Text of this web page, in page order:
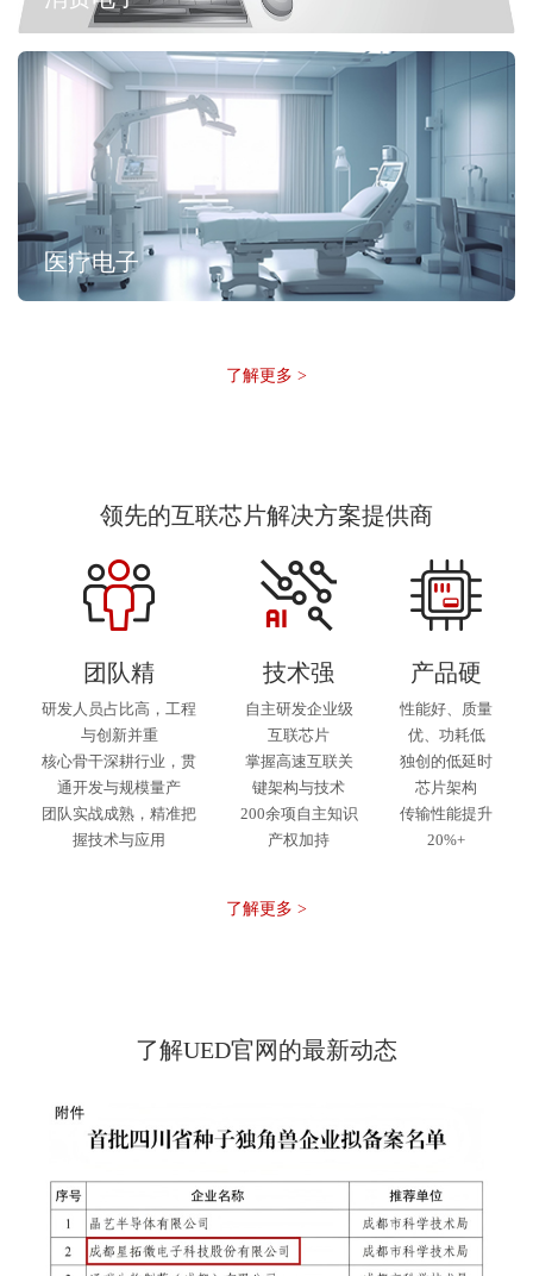
医疗电子
了解更多 >
领先的互联芯片解决方案提供商
团队精
研发人员占比高，工程
与创新并重
核心骨干深耕行业，贯
通开发与规模量产
团队实战成熟，精准把
握技术与应用
技术强
自主研发企业级
互联芯片
掌握高速互联关
键架构与技术
200余项自主知识
产权加持
产品硬
性能好、质量
优、功耗低
独创的低延时
芯片架构
传输性能提升
20%+
了解更多 >
了解UED官网的最新动态